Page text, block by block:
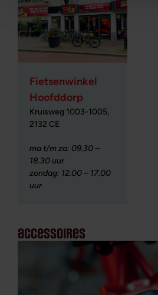
Fietsenwinkel
Hoofddorp
Kruisweg 1003-1005,
2132 CE
ma t/m za: 09.30 –
18.30 uur
zondag: 12.00 – 17.00
uur
accessoires